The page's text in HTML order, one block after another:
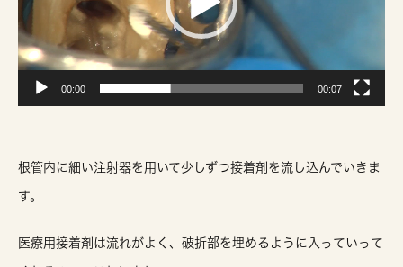
ー
ヤ
00:00 00:07
根管内に細い注射器を用いて少しずつ接着剤を流し込んでいきま
す。
医療用接着剤は流れがよく、破折部を埋めるように入っていって